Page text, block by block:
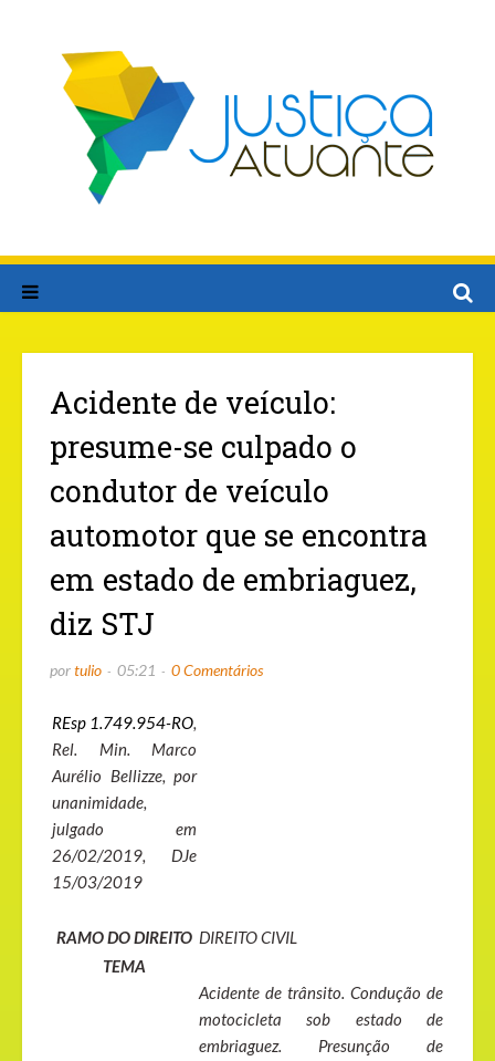
Acidente de veículo:
presume-se culpado o
condutor de veículo
automotor que se encontra
em estado de embriaguez,
diz STJ
portulio 05:21 0 Comentários
REsp 1.749.954-RO,
Rel. Min. Marco
Aurélio Bellizze, por
unanimidade,
julgado em
26/02/2019, DJe
15/03/2019
RAMO DO DIREITO DIREITO CIVIL
TEMA
Acidente de trânsito. Condução de
motocicleta sob estado de
embriaguez. Presunção de